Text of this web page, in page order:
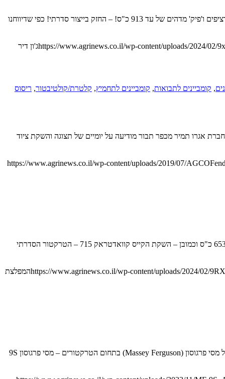
כמובטח, סדרה 9RX החדשה כוללת גרסת על עם עד 913 כ"ס. הנה עיקר הפרטים השמועות היו נכונות: ג'ון דיר משיקה טרקטור חקלאי עם 830 כ"ס רציפים ו'פיק' מדהים של עד 913 כ"ס! – החזק בייצור סדרתי! כפי שדיווחנו
https://www.agrinews.co.il/wp-content/uploads/2024/02/ג'ון דיר
, קומביינים לתבואות, קומביינים לתחמיץ, קלטרת/קולטיבטור, ריסוס
אגרו תמיר מכפר תבור מודיעה על יומיים של תצוגה והשקת ציוד
https://www.agrinews.co.il/wp-content/uploads/2019/07/
ג'ון דיר עומדת להציג בקרוב טרקטור-על עם יותר מ-800 כ"ס. הנה מה שידוע בשלב זה עם השקת הקלאאס Xerion החדש, טרקטור פרקי זחלי עם עד 653 כ"ס וכמובן – השקת הקייס קוואדטראק 715 – הטרקטור הסדרתי
https://www.agrinews.co.il/wp-content/uploads/2024/02/המפלצת
עם חשיפת סדרה 9S באופן מלא נחשפים כל הפרטים הטכניים שלה. היכנסו לעדכון לפני כחודש חשפנו כאן פרטים ראשונים על ספינת הדגל החדשה של מסי פרגוסון (Massey Ferguson) בתחום הטרקטורים – מסי פרגוסון 9S